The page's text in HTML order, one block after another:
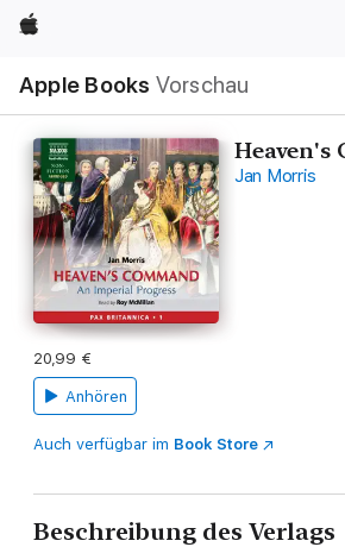
Apple
Apple Books Vorschau
Navigation
Menü
öffnen
Heaven's
Jan Morris
20,99 €
Anhören
Auch verfügbar im Book Store
Beschreibung des Verlags